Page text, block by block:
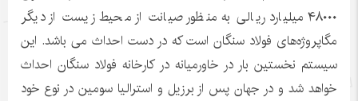
۴۸۰۰۰ میلیارد ریالی به منظور صیانت از محیط زیست از دیگر
مگاپروژه‌های فولاد سنگان است که در دست احداث می باشد. این
سیستم نخستین بار در خاورمیانه در کارخانه فولاد سنگان احداث
خواهد شد و در جهان پس از برزیل و استرالیا سومین در نوع خود